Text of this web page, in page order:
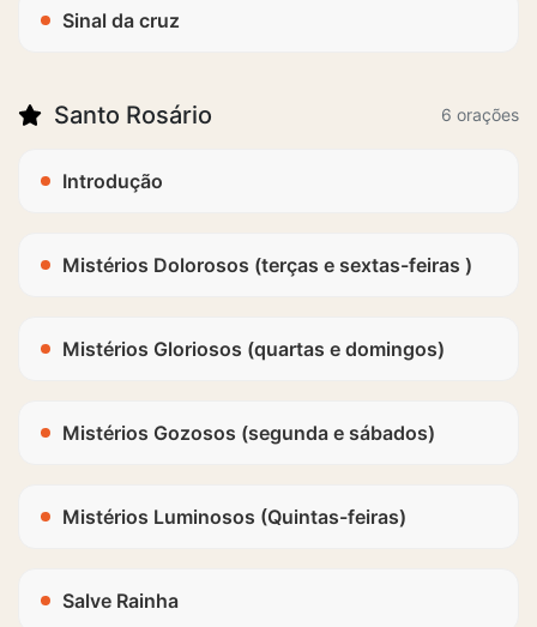
Sinal da cruz
Santo Rosário 6 orações
Introdução
Mistérios Dolorosos (terças e sextas-feiras )
Mistérios Gloriosos (quartas e domingos)
Mistérios Gozosos (segunda e sábados)
Mistérios Luminosos (Quintas-feiras)
Salve Rainha